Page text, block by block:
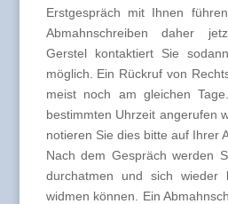
Erstgespräch mit Ihnen
Abmahnschreiben daher
Gerstel kontaktiert Sie
möglich. Ein Rückruf von
meist noch am gleichen
bestimmten Uhrzeit angerufen
notieren Sie dies bitte auf Ihrer
Nach dem Gespräch werden
durchatmen und sich wieder
widmen können. Ein